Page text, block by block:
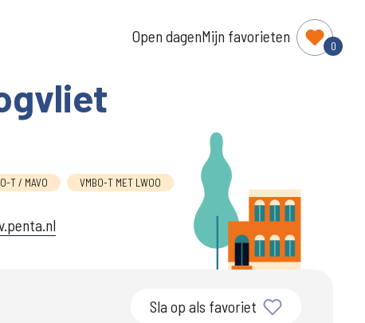
Open dagenMijn favorieten
0
T / MAVO VMBO-T MET LWOO
Sla op als favoriet